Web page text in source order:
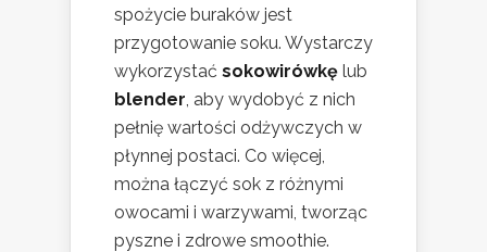
spożycie buraków jest
przygotowanie soku. Wystarczy
wykorzystać sokowirówkę lub
blender, aby wydobyć z nich
pełnię wartości odżywczych w
płynnej postaci. Co więcej,
można łączyć sok z różnymi
owocami i warzywami, tworząc
pyszne i zdrowe smoothie.